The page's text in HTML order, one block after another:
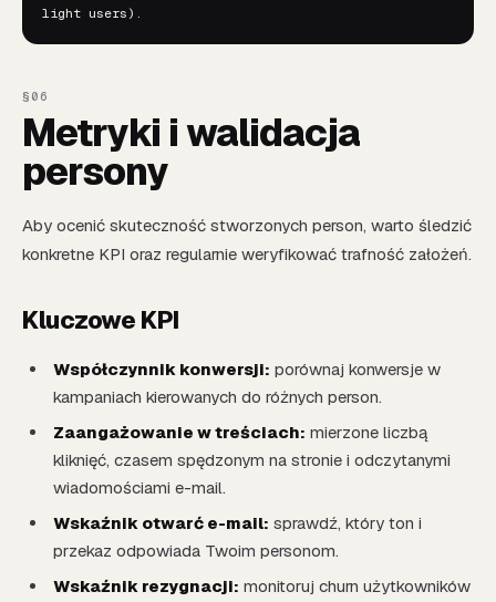
light users).
Metryki i walidacja
persony
Aby ocenić skuteczność stworzonych person, warto śledzić
konkretne KPI oraz regularnie weryfikować trafność założeń.
Kluczowe KPI
Współczynnik konwersji: porównaj konwersje w
kampaniach kierowanych do różnych person.
Zaangażowanie w treściach: mierzone liczbą
kliknięć, czasem spędzonym na stronie i odczytanymi
wiadomościami e-mail.
Wskaźnik otwarć e-mail: sprawdź, który ton i
przekaz odpowiada Twoim personom.
Wskaźnik rezygnacji: monitoruj churn użytkowników